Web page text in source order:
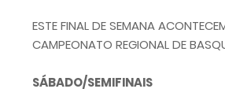
ESTE FINAL DE SEMANA
CAMPEONATO REGIONAL DE
SÁBADO/SEMIFINAIS